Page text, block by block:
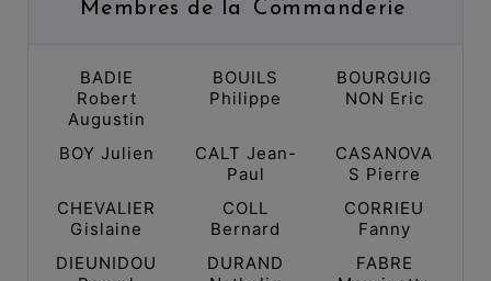
Membres de la Commanderie
BADIE
Robert
Augustin
BOUILS
Philippe
BOURGUIG
NON Eric
BOY Julien
CALT Jean-
Paul
CASANOVA
S Pierre
CHEVALIER
Gislaine
COLL
Bernard
CORRIEU
Fanny
DIEUNIDOU
DURAND
FABRE